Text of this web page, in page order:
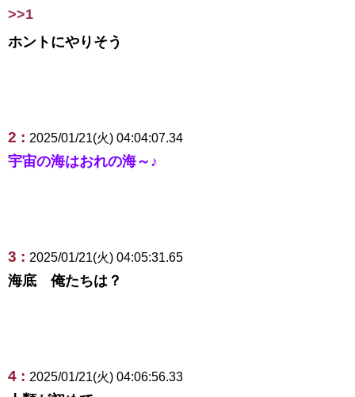
>>1
ホントにやりそう
2 : 2025/01/21(火) 04:04:07.34
宇宙の海はおれの海～♪
3 : 2025/01/21(火) 04:05:31.65
海底 俺たちは？
4 : 2025/01/21(火) 04:06:56.33